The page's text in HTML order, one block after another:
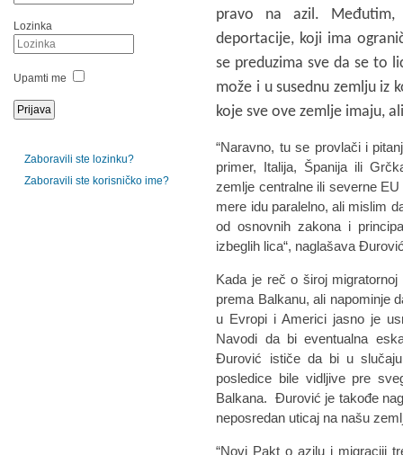
pravo na azil.
deportacije, koji ima
se preduzima sve da se to
može i u susednu zemlju iz
koje sve ove zemlje imaju,
“Naravno, tu se provlači i
primer, Italija, Španija ili
zemlje centralne ili severne
mere idu paralelno, ali mislim
od osnovnih zakona i
izbeglih lica“, naglašava
Kada je reč o široj
prema Balkanu, ali napominje
u Evropi i Americi jasno je
Navodi da bi eventualna
Đurović ističe da bi u slučaju
posledice bile vidljive pre
Balkana. Đurović je takođe
neposredan uticaj na našu
“Novi Pakt o azilu i migraciji
Lozinka
Upamti me
Zaboravili ste lozinku?
Zaboravili ste korisničko ime?